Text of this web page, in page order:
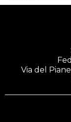
Via del